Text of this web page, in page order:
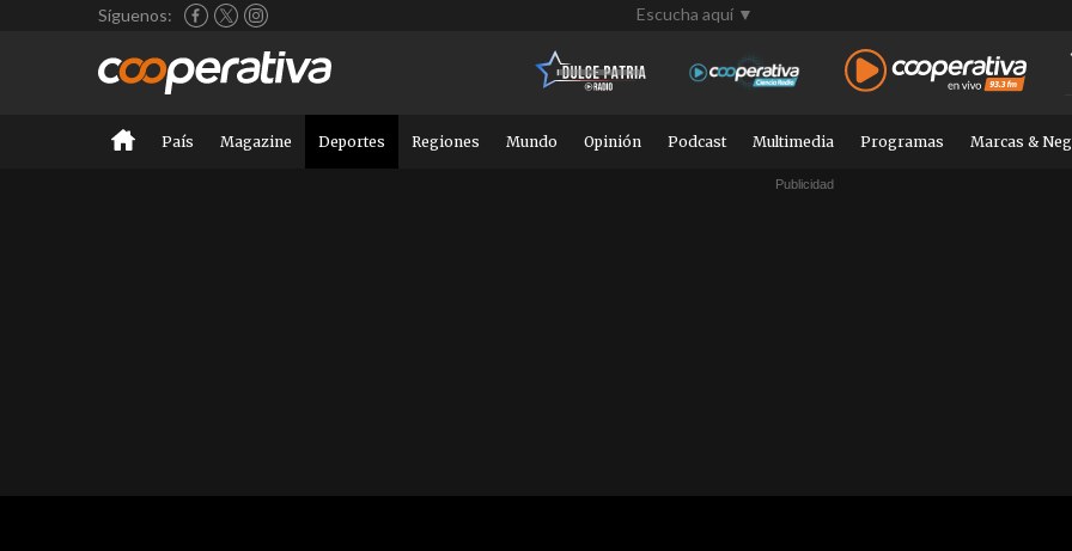
Síguenos: Escucha aquí ▼
País Magazine Deportes Regiones Mundo Opinión Podcast Multimedia Programas Marcas &